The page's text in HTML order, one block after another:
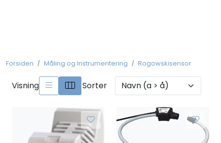
Forsiden Måling og Instrumentering Rogowskisensor
Visning Sorter
Kobberforbindelser
Måling og Instrumentering
Betjeningsmatriell